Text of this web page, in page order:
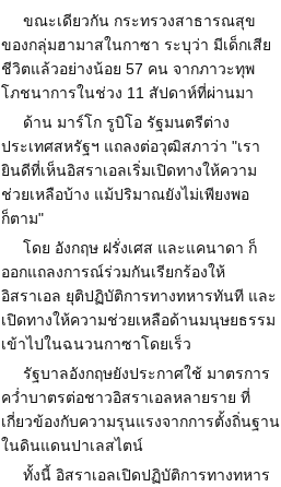
ขณะเดียวกัน กระทรวงสาธารณสุข
ของกลุ่มฮามาสในกาซา ระบุว่า มีเด็กเสีย
ชีวิตแล้วอย่างน้อย 57 คน จากภาวะทุพ
โภชนาการในช่วง 11 สัปดาห์ที่ผ่านมา
ด้าน มาร์โก รูบิโอ รัฐมนตรีต่าง
ประเทศสหรัฐฯ แถลงต่อวุฒิสภาว่า "เรา
ยินดีที่เห็นอิสราเอลเริ่มเปิดทางให้ความ
ช่วยเหลือบ้าง แม้ปริมาณยังไม่เพียงพอ
ก็ตาม"
โดย อังกฤษ ฝรั่งเศส และแคนาดา ก็
ออกแถลงการณ์ร่วมกันเรียกร้องให้
อิสราเอล ยุติปฏิบัติการทางทหารทันที และ
เปิดทางให้ความช่วยเหลือด้านมนุษยธรรม
เข้าไปในฉนวนกาซาโดยเร็ว
รัฐบาลอังกฤษยังประกาศใช้ มาตรการ
คว่ำบาตรต่อชาวอิสราเอลหลายราย ที่
เกี่ยวข้องกับความรุนแรงจากการตั้งถิ่นฐาน
ในดินแดนปาเลสไตน์
ทั้งนี้ อิสราเอลเปิดปฏิบัติการทางทหาร